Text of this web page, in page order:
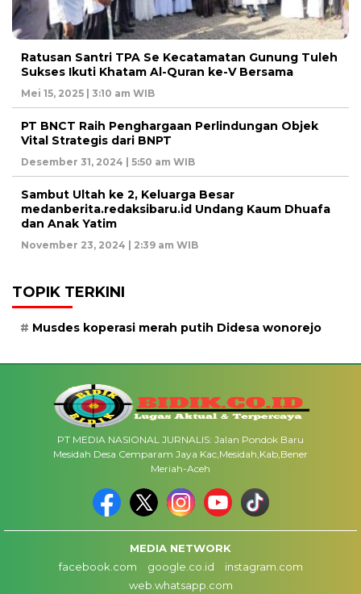
Ratusan Santri TPA Se Kecatamatan Gunung Tuleh
Sukses Ikuti Khatam Al-Quran ke-V Bersama
Mei 15, 2025 | 3:10 am WIB
PT BNCT Raih Penghargaan Perlindungan Objek
Vital Strategis dari BNPT
Desember 31, 2024 | 5:50 am WIB
Sambut Ultah ke 2, Keluarga Besar
medanberita.redaksibaru.id Undang Kaum Dhuafa
dan Anak Yatim
November 23, 2024 | 2:39 am WIB
TOPIK TERKINI
Musdes koperasi merah putih Didesa wonorejo
PT MEDIA NASIONAL JURNALIS: Jalan Pondok Baru
Mesidah Desa Cemparam Jaya Kac,Mesidah,Kab,Bener
Meriah-Aceh
MEDIA NETWORK
facebook.com
google.co.id
instagram.com
web.whatsapp.com